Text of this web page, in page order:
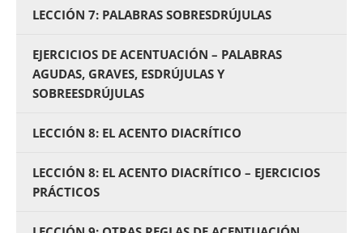
LECCIÓN 7: PALABRAS SOBRESDRÚJULAS
EJERCICIOS DE ACENTUACIÓN – PALABRAS
AGUDAS, GRAVES, ESDRÚJULAS Y
SOBREESDRÚJULAS
LECCIÓN 8: EL ACENTO DIACRÍTICO
LECCIÓN 8: EL ACENTO DIACRÍTICO – EJERCICIOS
PRÁCTICOS